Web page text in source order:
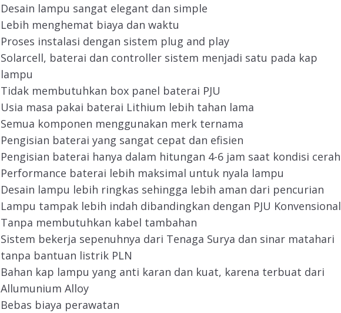
Desain lampu sangat elegant dan simple
Lebih menghemat biaya dan waktu
Proses instalasi dengan sistem plug and play
Solarcell, baterai dan controller sistem menjadi satu pada kap
lampu
Tidak membutuhkan box panel baterai PJU
Usia masa pakai baterai Lithium lebih tahan lama
Semua komponen menggunakan merk ternama
Pengisian baterai yang sangat cepat dan efisien
Pengisian baterai hanya dalam hitungan 4-6 jam saat kondisi cerah
Performance baterai lebih maksimal untuk nyala lampu
Desain lampu lebih ringkas sehingga lebih aman dari pencurian
Lampu tampak lebih indah dibandingkan dengan PJU Konvensional
Tanpa membutuhkan kabel tambahan
Sistem bekerja sepenuhnya dari Tenaga Surya dan sinar matahari
tanpa bantuan listrik PLN
Bahan kap lampu yang anti karan dan kuat, karena terbuat dari
Allumunium Alloy
Bebas biaya perawatan